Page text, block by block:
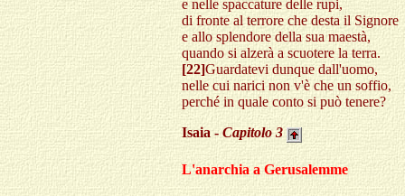
e nelle spaccature delle rupi,
di fronte al terrore che desta il Signore
e allo splendore della sua maestà,
quando si alzerà a scuotere la terra.
[22]Guardatevi dunque dall'uomo,
nelle cui narici non v'è che un soffio,
perché in quale conto si può tenere?
Isaia - Capitolo3
L'anarchia a Gerusalemme